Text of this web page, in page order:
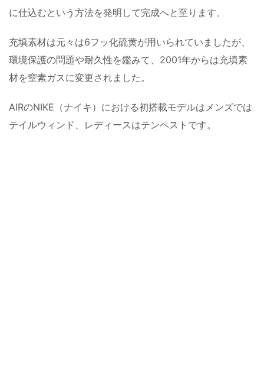
に仕込むという方法を発明して完成へと至ります。
充填素材は元々は6フッ化硫黄が用いられていましたが、
環境保護の問題や耐久性を鑑みて、2001年からは充填素
材を窒素ガスに変更されました。
AIRのNIKE（ナイキ）における初搭載モデルはメンズでは
テイルウィンド、レディースはテンペストです。